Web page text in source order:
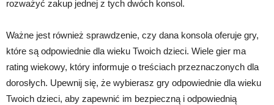
rozważyć zakup jednej z tych dwóch konsol.
Ważne jest również sprawdzenie, czy dana konsola oferuje gry,
które są odpowiednie dla wieku Twoich dzieci. Wiele gier ma
rating wiekowy, który informuje o treściach przeznaczonych dla
dorosłych. Upewnij się, że wybierasz gry odpowiednie dla wieku
Twoich dzieci, aby zapewnić im bezpieczną i odpowiednią